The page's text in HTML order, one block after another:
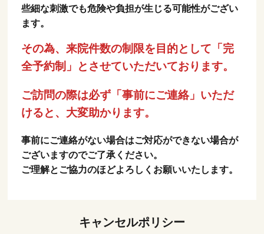
些細な刺激でも危険や負担が生じる可能性がござい
ます。
その為、来院件数の制限を目的として「完
全予約制」とさせていただいております。
ご訪問の際は必ず「事前にご連絡」いただ
けると、大変助かります。
事前にご連絡がない場合はご対応ができない場合が
ございますのでご了承ください。
ご理解とご協力のほどよろしくお願いいたします。
キャンセルポリシー